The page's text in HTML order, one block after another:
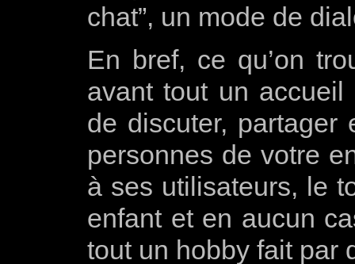
chat”, un mode de
En bref, ce qu’on
avant tout un
de discuter, partager
personnes de votre
à ses utilisateurs, le
enfant et en aucun
tout un hobby fait par